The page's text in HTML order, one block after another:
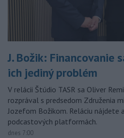
J. Božik: Financovanie
ich jediný problém
V relácii Štúdio TASR sa Oliver
rozprával s predsedom Združenia
Jozefom Božikom. Reláciu nájdete
podcastových platformách.
dnes 7:00